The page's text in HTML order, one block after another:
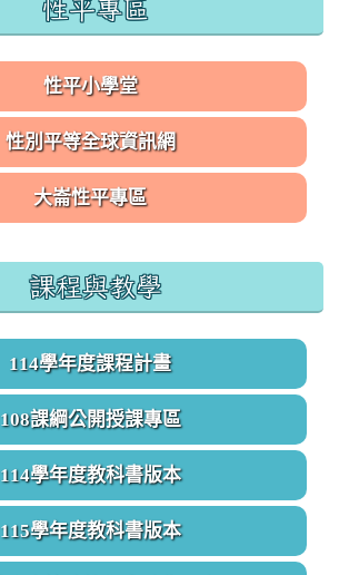
性平專區
性平小學堂
性別平等全球資訊網
大崙性平專區
課程與教學
114學年度課程計畫
108課綱公開授課專區
114學年度教科書版本
115學年度教科書版本